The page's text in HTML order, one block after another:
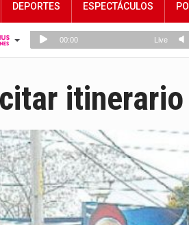
DEPORTES ESPECTÁCULOS
itinerario